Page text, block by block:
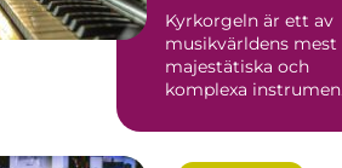
Kyrkorgeln är ett av
musikvärldens mest
majestätiska och
komplexa